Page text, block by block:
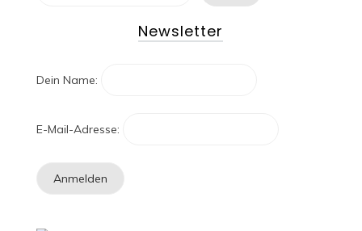
Newsletter
Dein Name:
E-Mail-Adresse: